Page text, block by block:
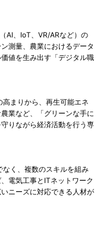
AI、IoT、VR/ARなど）の
測量、農業におけるデータ
値を生み出す「デジタル職
まりから、再生可能エネ
業など、「グリーンな手に
りながら経済活動を行う専
なく、複数のスキルを組み
電気工事とITネットワーク
ニーズに対応できる人材が